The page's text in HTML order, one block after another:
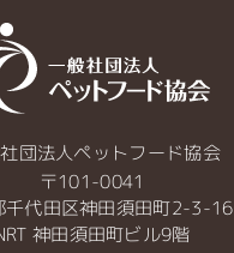
団法人ペットフード協会
〒101-0041
千代田区神田須田町2-3-16
神田須田町ビル9階